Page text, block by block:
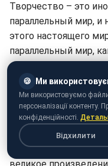
Творчество – это
параллельный мир, и
этого настоящего
параллельный мир,
можно и не
небезопасная вещь.
Марина Цветаева
поэтов, писать, но
Почему Гоголь сжег
почему другие?
🍪 Ми
Ми використовуємо
персоналізації контенту.
конфіденційності.
Відхилити